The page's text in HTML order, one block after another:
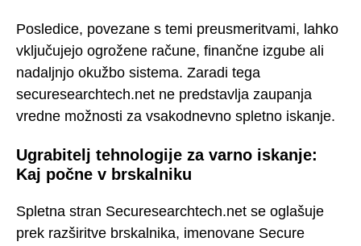
Posledice, povezane s temi preusmeritvami, lahko
vključujejo ogrožene račune, finančne izgube ali
nadaljnjo okužbo sistema. Zaradi tega
securesearchtech.net ne predstavlja zaupanja
vredne možnosti za vsakodnevno spletno iskanje.
Ugrabitelj tehnologije za varno iskanje:
Kaj počne v brskalniku
Spletna stran Securesearchtech.net se oglašuje
prek razširitve brskalnika, imenovane Secure